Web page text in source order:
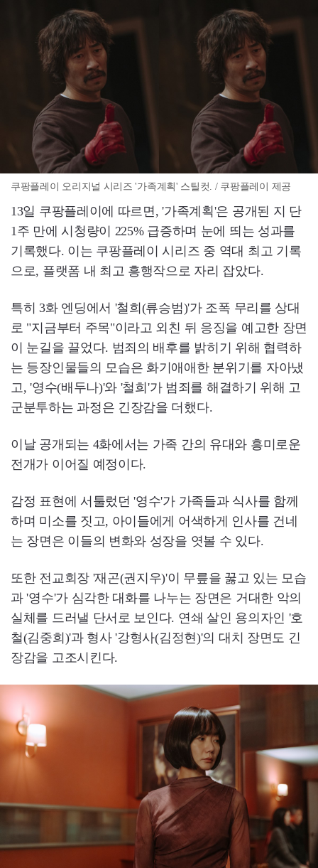
쿠팡플레이 오리지널 시리즈 '가족계획' 스틸컷. / 쿠팡플레이 제공
13일 쿠팡플레이에 따르면, '가족계획'은 공개된 지 단
1주 만에 시청량이 225% 급증하며 눈에 띄는 성과를
기록했다. 이는 쿠팡플레이 시리즈 중 역대 최고 기록
으로, 플랫폼 내 최고 흥행작으로 자리 잡았다.
특히 3화 엔딩에서 '철희(류승범)'가 조폭 무리를 상대
로 "지금부터 주목"이라고 외친 뒤 응징을 예고한 장면
이 눈길을 끌었다. 범죄의 배후를 밝히기 위해 협력하
는 등장인물들의 모습은 화기애애한 분위기를 자아냈
고, '영수(배두나)'와 '철희'가 범죄를 해결하기 위해 고
군분투하는 과정은 긴장감을 더했다.
이날 공개되는 4화에서는 가족 간의 유대와 흥미로운
전개가 이어질 예정이다.
감정 표현에 서툴렀던 '영수'가 가족들과 식사를 함께
하며 미소를 짓고, 아이들에게 어색하게 인사를 건네
는 장면은 이들의 변화와 성장을 엿볼 수 있다.
또한 전교회장 '재곤(권지우)'이 무릎을 꿇고 있는 모습
과 '영수'가 심각한 대화를 나누는 장면은 거대한 악의
실체를 드러낼 단서로 보인다. 연쇄 살인 용의자인 '호
철(김중희)'과 형사 '강형사(김정현)'의 대치 장면도 긴
장감을 고조시킨다.